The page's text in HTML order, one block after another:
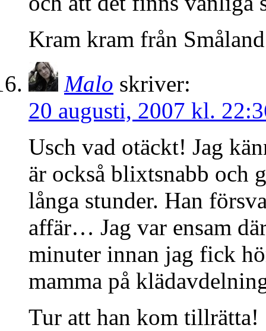
Kram kram från Småland
Malo skriver:
20 augusti, 2007 kl.
Usch vad otäckt! Jag
är också blixtsnabb och
långa stunder. Han
affär… Jag var ensam
minuter innan jag fick
mamma på
Tur att han kom tillrätta!